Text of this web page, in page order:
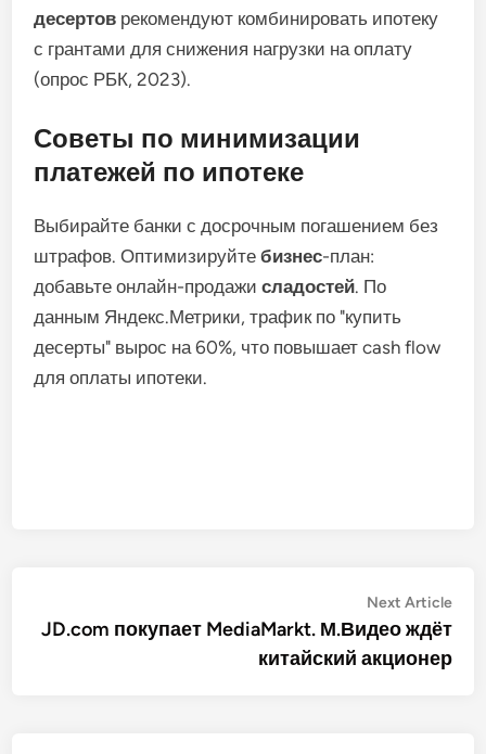
десертов рекомендуют комбинировать ипотеку
с грантами для снижения нагрузки на оплату
(опрос РБК, 2023).
Советы по минимизации
платежей по ипотеке
Выбирайте банки с досрочным погашением без
штрафов. Оптимизируйтебизнес-план:
добавьте онлайн-продажисладостей. По
данным Яндекс.Метрики, трафик по "купить
десерты" вырос на 60%, что повышает cash flow
для оплаты ипотеки.
navigation
Next Article
JD.com покупает MediaMarkt. М.Видео ждёт
китайский акционер